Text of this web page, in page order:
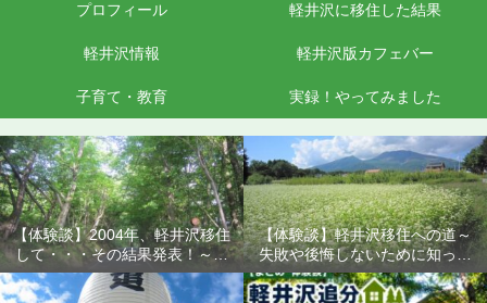
プロフィール 軽井沢に移住した結果
軽井沢情報 軽井沢版カフェバー
子育て・教育 実録！やってみました
【体験談】2004年、軽井沢移住
して・・・その結果発表！～失
敗や後悔しないために知ってお
きたいこと
【体験談】軽井沢移住への道～
失敗や後悔しないために知って
おきたいこと